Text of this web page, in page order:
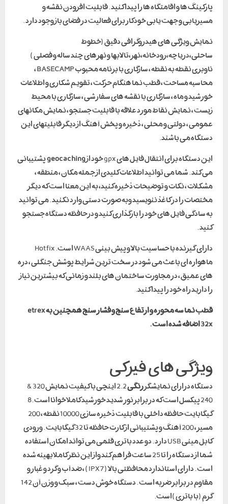
پارکینگ ها و اقامتگاه ها را پیدا کنید . قابلیت افزودن نقشه و
مسیریابی و جهت یابی خودکار برای فعالیت در فضای باز وجود دارد .
نمایش ویژگی های هیدروگرافی دقیق (خطوط
ساحلی،دریاچه،رودخانه،نهر،تالابها و نهرهای چند ساله و فصلی )
ناوبری نقطه به نقطه ، سازگاری با برنامه محبوبBASECAMP،
محاسبه مساحت ، قطب نما هنگام حرکت ، تقویم شکاری و اطلاعات
خورشید و ماه ، سازگاری با نقشه های سفارشی ، سازگاری با محیط
زیست ، نمایش نقاط مورد علاقه با قابلیت جستجو ، نمایش مکانهای
عمومی ، دولتی و محلی ، ذخیره و پخش آهنگ از دیگر قابلیتهای این
دستگاه می باشند.
این دستگاه برای انتقال فایل های gpx خود از
geocachingپشتیبانی
می کند . شما می توانید اطلاعات کلیدی از جمله مکان ، منطقه ،
مشکلات ، نکات و توضیحات ذخیره کنید، به این معنا است که دیگر
مختصات را در کاغذ ننویسید وبه صورت دستی وارد نکنید . می توانید
به سادگی فایل های خود را بارگذاری کنید و درحافظه دستگاه جستجو
کنید .
دارای گیرنده با حساسیت بالا و پیش بینی WAAS است. Hot fix
ماهواره ای باعث می شود در سخت ترین شرایط پوشش جنگلی ، دره
های عمیق ، در مجاورت ساختمان های بلند و زمانی که بیشترین نیاز
را دارید راه خود را پیدا کنید.
قطب نما سه محوره و ارتفاع سنج و فشار سنج همچنین به etrex
32x اضافه شده است .
ویژگی های فیزکی
دستگاه درارای نمایشگررنگی
2.2 اینچی با کیفیت نمایش 320 &
240 پیکسل است که در برابر نور شدید خورشید کاملا خوانا است .8
گیگابایت حافظه داخلی با قابلیت ذخیره سازی 10000 نقطه ، 200
مسیر ، 200 آهنگ و پشتیبانی از کارت حافظه تا 32 گیگابایت . ورودی
کابل مینی USB دارد . دو عدد باتری قلمی می تواند امکان استفاده
شما از دستگاه را تا 25 ساعت فراهم کند واز این نظر کاملا بهینه شده
است . دارای استاندارد محافظتی بالا ( IPX7 ) ، ضد آب و گرد و غبار و
مقاوم در برابر ضربه است . دستگاه خوش دست ، سبک و وزن آن 142
گرم (با باتری )است.